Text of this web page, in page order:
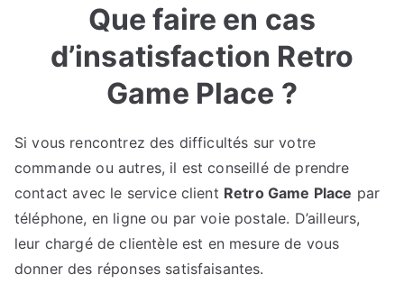
Que faire en cas
d’insatisfaction Retro
Game Place ?
Si vous rencontrez des difficultés sur votre
commande ou autres, il est conseillé de prendre
contact avec le service client Retro Game Place par
téléphone, en ligne ou par voie postale. D’ailleurs,
leur chargé de clientèle est en mesure de vous
donner des réponses satisfaisantes.